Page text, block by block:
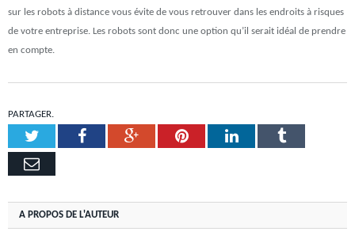
sur les robots à distance vous évite de vous retrouver dans les endroits à risques
de votre entreprise. Les robots sont donc une option qu’il serait idéal de prendre
en compte.
PARTAGER.
TwitterFacebookGoogle+PinterestLinkedInTumblr
Email
A PROPOS DE L'AUTEUR